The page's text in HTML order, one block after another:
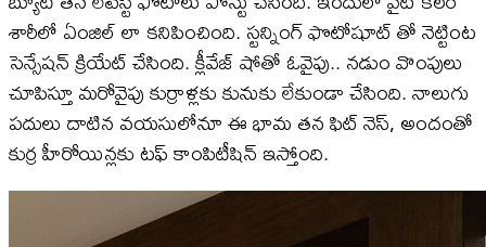
శారీలో ఏంజిల్ లా కనిపించింది. స్టన్నింగ్ ఫొటోషూట్ తో నెట్టింట
సెన్సేషన్ క్రియేట్ చేసింది. క్లీవేజ్ షోతో ఓవైపు.. నడుం వొంపులు
చూపిస్తూ మరోవైపు కుర్రాళ్లకు కునుకు లేకుండా చేసింది. నాలుగు
పదులు దాటిన వయసులోనూ ఈ భామ తన ఫిట్ నెస్, అందంతో
కుర్ర హీరోయిన్లకు టఫ్ కాంపిటీషిన్ ఇస్తోంది.